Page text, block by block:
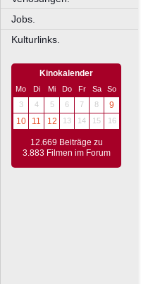
Jobs.
Kulturlinks.
Kinokalender
Mo Di Mi Do Fr Sa
So
3
4 5 6 7 8
9
10
11 12 13 14 15 16
12.669 Beiträge zu
3.883 Filmen im Forum